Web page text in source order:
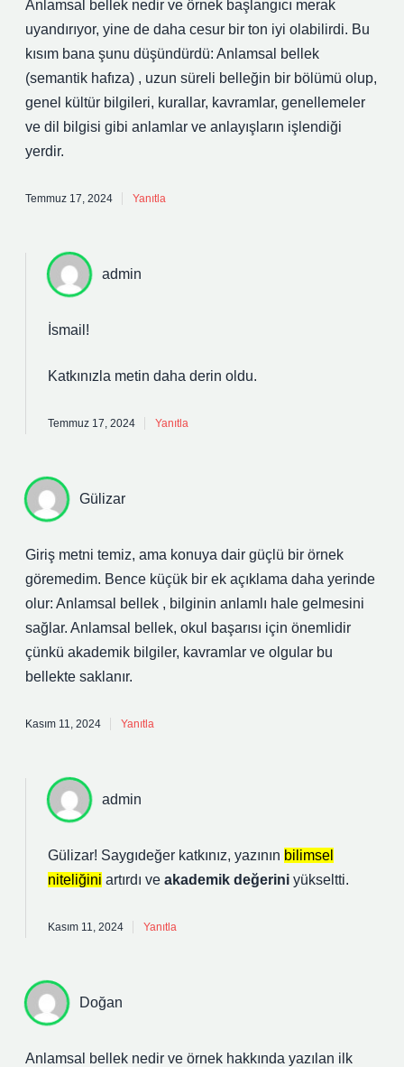
Anlamsal bellek nedir ve örnek başlangıcı merak
uyandırıyor, yine de daha cesur bir ton iyi olabilirdi. Bu
kısım bana şunu düşündürdü: Anlamsal bellek
(semantik hafıza) , uzun süreli belleğin bir bölümü olup,
genel kültür bilgileri, kurallar, kavramlar, genellemeler
ve dil bilgisi gibi anlamlar ve anlayışların işlendiği
yerdir.
Temmuz 17, 2024 Yanıtla
admin
İsmail!
Katkınızla metin daha derin oldu.
Temmuz 17, 2024 Yanıtla
Gülizar
Giriş metni temiz, ama konuya dair güçlü bir örnek
göremedim. Bence küçük bir ek açıklama daha yerinde
olur: Anlamsal bellek , bilginin anlamlı hale gelmesini
sağlar. Anlamsal bellek, okul başarısı için önemlidir
çünkü akademik bilgiler, kavramlar ve olgular bu
bellekte saklanır.
Kasım 11, 2024 Yanıtla
admin
Gülizar! Saygıdeğer katkınız, yazının bilimsel
niteliğini artırdı ve akademik değerini yükseltti.
Kasım 11, 2024 Yanıtla
Doğan
Anlamsal bellek nedir ve örnek hakkında yazılan ilk